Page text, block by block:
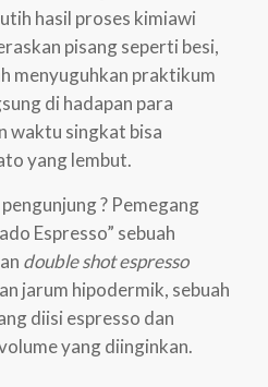
hasil proses kimiawi
pisang seperti besi,
menyuguhkan praktikum
di hadapan para
waktu singkat bisa
yang lembut.
? Pemegang
Espresso” sebuah
double shot espresso
jarum hipodermik, sebuah
diisi espresso dan
yang diinginkan.